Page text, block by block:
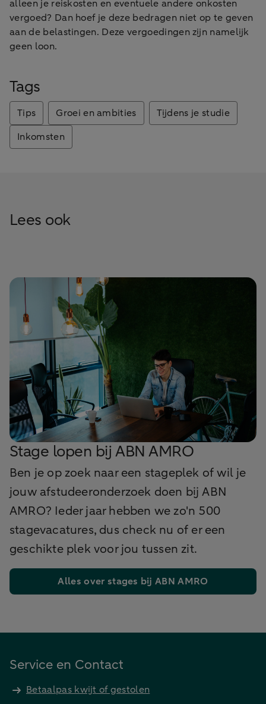
alleen je reiskosten en eventuele andere onkosten
vergoed? Dan hoef je deze bedragen niet op te geven
aan de belastingen. Deze vergoedingen zijn namelijk
geen loon.
Tags
Tips Groei en ambities
Tijdens je studie
Inkomsten
Lees ook
Stage lopen bij ABN AMRO
Ben je op zoek naar een stageplek of wil je
jouw afstudeeronderzoek doen bij ABN
AMRO? Ieder jaar hebben we zo'n 500
stagevacatures, dus check nu of er een
geschikte plek voor jou tussen zit.
Alles over stages bij ABN AMRO
Service en Contact
Betaalpas kwijt of gestolen